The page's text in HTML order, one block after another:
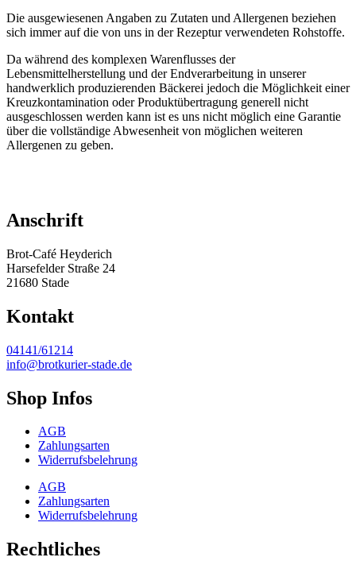
Die ausgewiesenen Angaben zu Zutaten und Allergenen beziehen
sich immer auf die von uns in der Rezeptur verwendeten Rohstoffe.
Da während des komplexen Warenflusses der
Lebensmittelherstellung und der Endverarbeitung in unserer
handwerklich produzierenden Bäckerei jedoch die Möglichkeit einer
Kreuzkontamination oder Produktübertragung generell nicht
ausgeschlossen werden kann ist es uns nicht möglich eine Garantie
über die vollständige Abwesenheit von möglichen weiteren
Allergenen zu geben.
Anschrift
Brot-Café Heyderich
Harsefelder Straße 24
21680 Stade
Kontakt
04141/61214
info@brotkurier-stade.de
Shop Infos
AGB
Zahlungsarten
Widerrufsbelehrung
AGB
Zahlungsarten
Widerrufsbelehrung
Rechtliches